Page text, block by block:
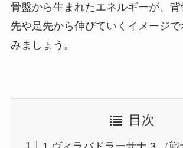
骨盤から生まれたエネルギーが、
先や足先から伸びていくイメージ
みましょう。
目次